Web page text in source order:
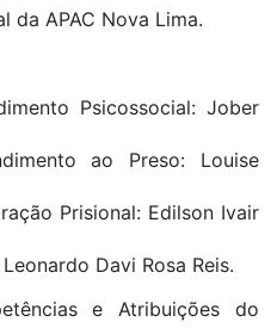
da APAC Nova Lima.
Psicossocial: Jober
ao Preso: Louise
Prisional: Edilson Ivair
Davi Rosa Reis.
e Atribuições do